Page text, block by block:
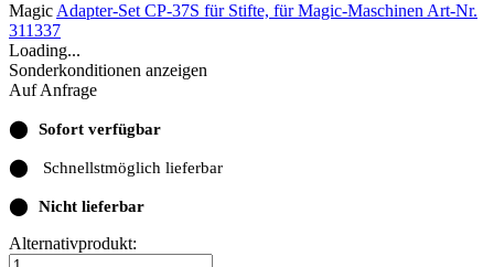
Magic Adapter-Set CP-37S für Stifte, für Magic-Maschinen Art-Nr.
311337
Loading...
Sonderkonditionen anzeigen
Auf Anfrage
⬤ Sofort verfügbar
⬤ Schnellstmöglich lieferbar
⬤ Nicht lieferbar
Alternativprodukt: